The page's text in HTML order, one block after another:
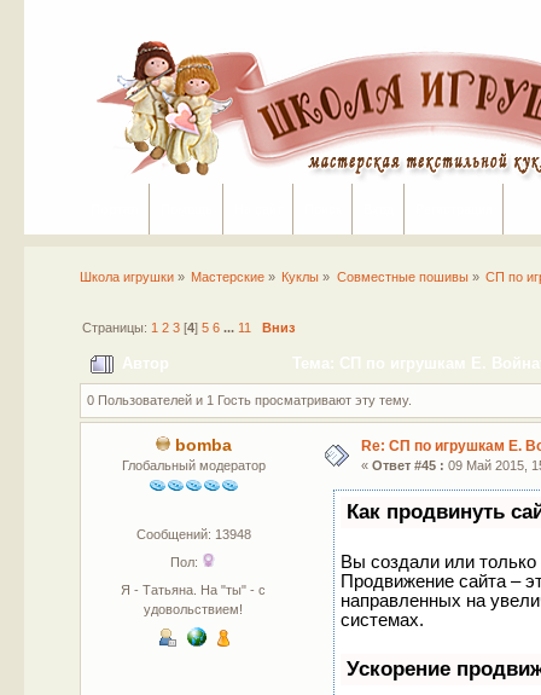
Школа игрушки» Мастерские » Куклы » Совместные пошивы» СП по
Страницы: 1 2 3[4] 5 6 ... 11 Вниз
Автор Тема: СП по игрушкам Е.
0 Пользователей и 1 Гость просматривают эту тему.
bomba
Глобальный модератор
Сообщений: 13948
Пол:
Я - Татьяна. На "ты" - с
удовольствием!
Re: СП по игрушкам Е.
« Ответ #45 : 09 Май 2015,
Как продвинуть
Вы создали или только
Продвижение сайта –
направленных на
системах.
Ускорение